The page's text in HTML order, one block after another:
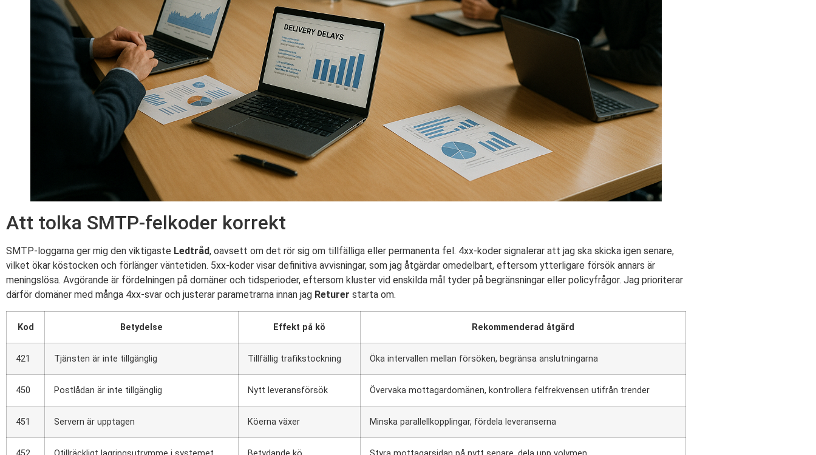
Att tolka SMTP-felkoder korrekt
SMTP-loggarna ger mig den viktigaste Ledtråd, oavsett om det rör sig om tillfälliga eller permanenta fel. 4xx-koder signalerar att jag ska skicka igen senare,
vilket ökar köstocken och förlänger väntetiden. 5xx-koder visar definitiva avvisningar, som jag åtgärdar omedelbart, eftersom ytterligare försök annars är
meningslösa. Avgörande är fördelningen på domäner och tidsperioder, eftersom kluster vid enskilda mål tyder på begränsningar eller policyfrågor. Jag prioriterar
därför domäner med många 4xx-svar och justerar parametrarna innan jag Returer starta om.
Kod Betydelse Effekt på kö Rekommenderad åtgärd
421 Tjänsten är inte tillgänglig Tillfällig trafikstockning Öka intervallen mellan försöken, begränsa anslutningarna
450 Postlådan är inte tillgänglig Nytt leveransförsök Övervaka mottagardomänen, kontrollera felfrekvensen utifrån trender
451 Servern är upptagen Köerna växer Minska parallellkopplingar, fördela leveranserna